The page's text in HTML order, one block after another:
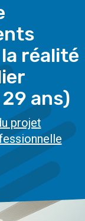
réalité
ans)
projet